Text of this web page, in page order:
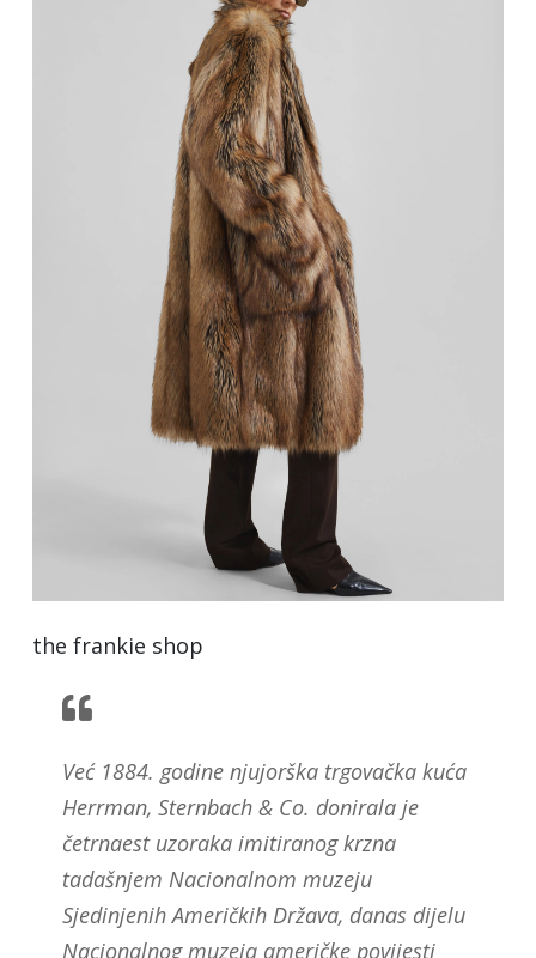
the frankie shop
Već 1884. godine njujorška trgovačka kuća
Herrman, Sternbach & Co. donirala je
četrnaest uzoraka imitiranog krzna
tadašnjem Nacionalnom muzeju
Sjedinjenih Američkih Država, danas dijelu
Nacionalnog muzeja američke povijesti